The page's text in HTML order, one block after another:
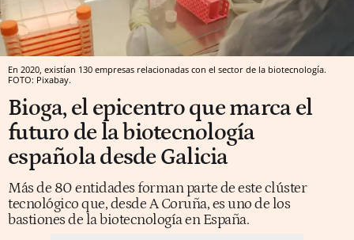
En 2020, existían 130 empresas relacionadas con el sector de la biotecnología.
FOTO: Pixabay.
Bioga, el epicentro que marca el
futuro de la biotecnología
española desde Galicia
Más de 80 entidades forman parte de este clúster
tecnológico que, desde A Coruña, es uno de los
bastiones de la biotecnología en España.